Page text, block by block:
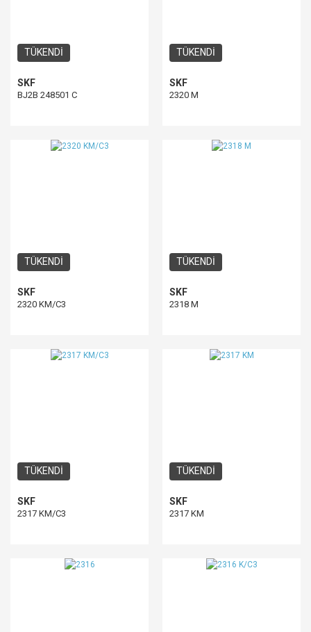
TÜKENDİ
SKF
BJ2B 248501 C
TÜKENDİ
SKF
2320 M
TÜKENDİ
SKF
2320 KM/C3
TÜKENDİ
SKF
2318 M
TÜKENDİ
SKF
2317 KM/C3
TÜKENDİ
SKF
2317 KM